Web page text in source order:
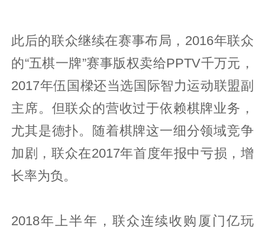
此后的联众继续在赛事布局，2016年联众
的“五棋一牌”赛事版权卖给PPTV千万元，
2017年伍国樑还当选国际智力运动联盟副
主席。但联众的营收过于依赖棋牌业务，
尤其是德扑。随着棋牌这一细分领域竞争
加剧，联众在2017年首度年报中亏损，增
长率为负。
2018年上半年，联众连续收购厦门亿玩